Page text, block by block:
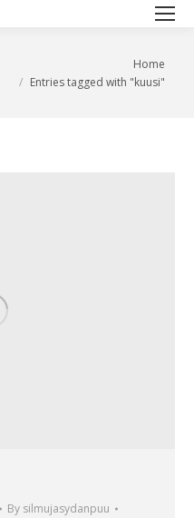
Home
Entries tagged with "kuusi"
By silmujasydanpuu